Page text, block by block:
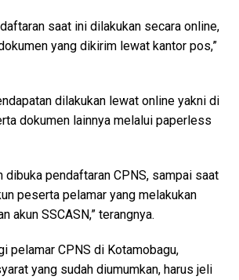
saat ini dilakukan secara online,
yang dikirim lewat kantor pos,”
dilakukan lewat online yakni di
dokumen lainnya melalui paperless
dibuka pendaftaran CPNS, sampai saat
peserta pelamar yang melakukan
akun SSCASN,” terangnya.
pelamar CPNS di Kotamobagu,
yang sudah diumumkan, harus jeli